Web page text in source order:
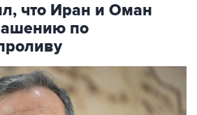
что Иран и Оман
по